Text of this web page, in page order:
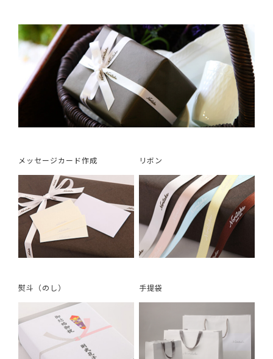
メッセージカード作成 リボン
熨斗（のし） 手提袋